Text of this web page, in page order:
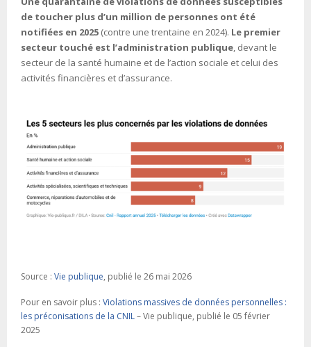
de toucher plus d’un million de personnes ont été
notifiées en 2025 (contre une trentaine en 2024). Le premier
secteur touché est l’administration publique, devant le
secteur de la santé humaine et de l’action sociale et celui des
activités financières et d’assurance.
Source : Vie publique, publié le 26 mai 2026
Pour en savoir plus : Violations massives de données personnelles :
les préconisations de la CNIL– Vie publique, publié le 05 février
2025